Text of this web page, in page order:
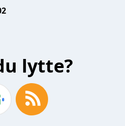
lytte?